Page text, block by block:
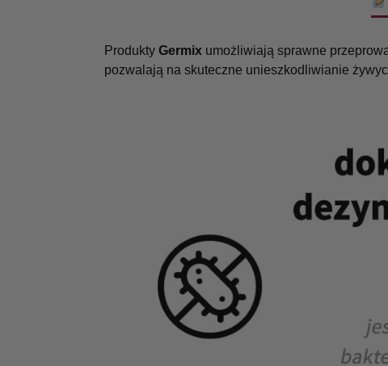
Produkty Germixumożliwiają sprawne
pozwalają na skuteczne unieszkodliwianie